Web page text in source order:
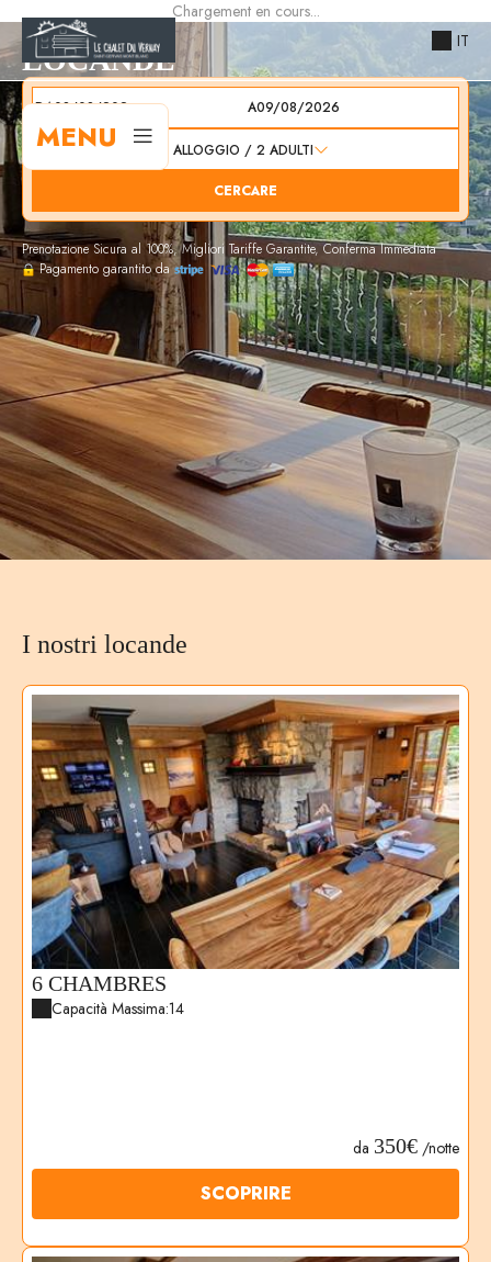
Chargement en cours...
IT
MENU
LOCANDE
DA A
ALLOGGIO / 2 ADULTI
CERCARE
Prenotazione Sicura al 100%, Migliori Tariffe Garantite, Conferma Immediata
Pagamento garantito da
I nostri locande
6 CHAMBRES
Capacità Massima:14
da 350€ /notte
SCOPRIRE